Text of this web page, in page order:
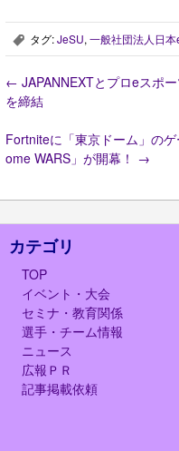
, タグ:JeSU,一般社団法人日
← JAPANNEXTとプロeスポ
を締結
Fortniteに「東京ドーム」の
ome WARS」が開幕！ →
カテゴリ
TOP
イベント・大会
セミナ・教育関係
選手・チーム情報
ニュース
広報ＰＲ
記事掲載依頼